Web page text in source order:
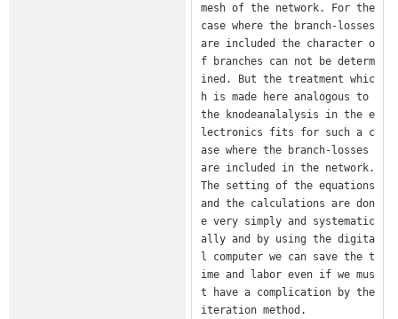
mesh of the network. For the
case where the branch-losses
are included the character o
f branches can not be determ
ined. But the treatment whic
h is made here analogous to
the knodeanalalysis in the e
lectronics fits for such a c
ase where the branch-losses
are included in the network.
The setting of the equations
and the calculations are don
e very simply and systematic
ally and by using the digita
l computer we can save the t
ime and labor even if we mus
t have a complication by the
iteration method.